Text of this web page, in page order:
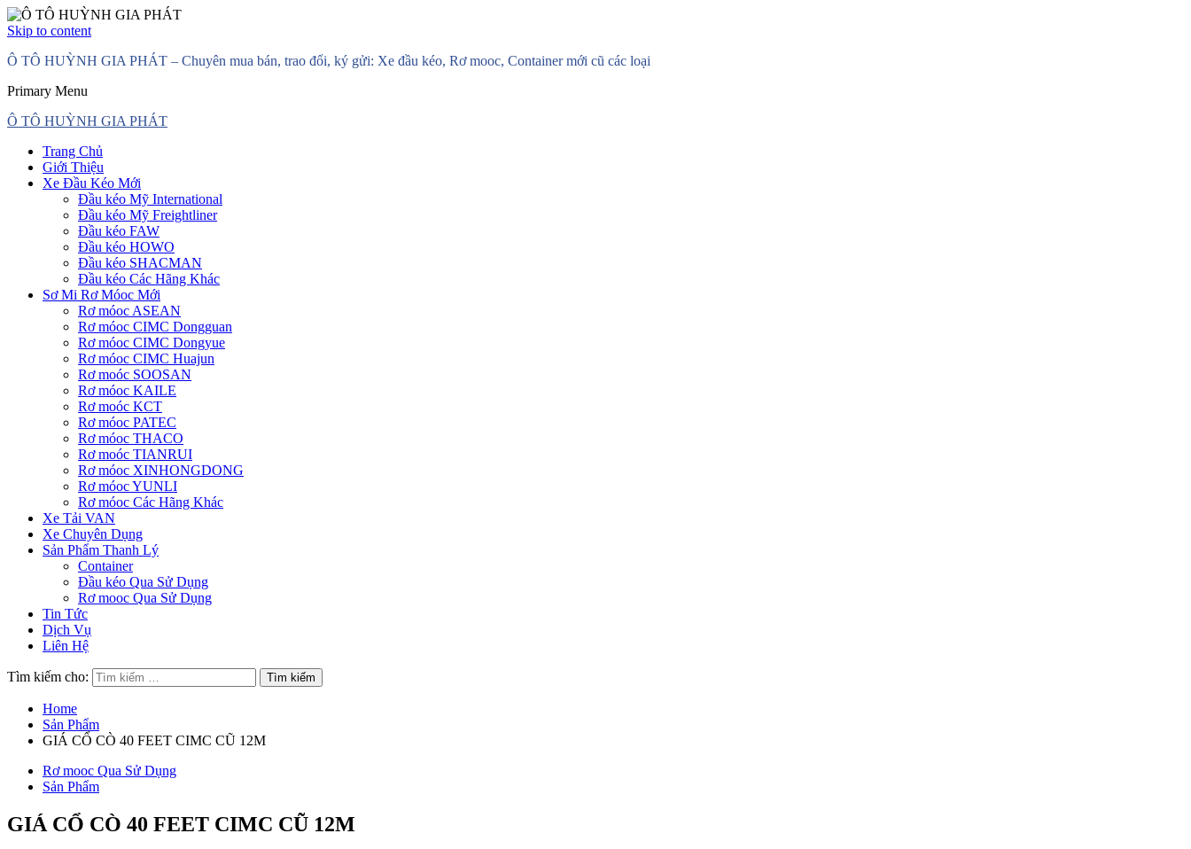
Skip to content
Ô TÔ HUỲNH GIA PHÁT – Chuyên mua bán, trao đổi, ký gửi: Xe đầu kéo, Rơ mooc, Container mới cũ các loại
Primary Menu
Ô TÔ HUỲNH GIA PHÁT
Trang Chủ
Giới Thiệu
Xe Đầu Kéo Mới
Đầu kéo Mỹ International
Đầu kéo Mỹ Freightliner
Đầu kéo FAW
Đầu kéo HOWO
Đầu kéo SHACMAN
Đầu kéo Các Hãng Khác
Sơ Mi Rơ Móoc Mới
Rơ móoc ASEAN
Rơ móoc CIMC Dongguan
Rơ móoc CIMC Dongyue
Rơ móoc CIMC Huajun
Rơ moóc SOOSAN
Rơ móoc KAILE
Rơ moóc KCT
Rơ móoc PATEC
Rơ móoc THACO
Rơ moóc TIANRUI
Rơ móoc XINHONGDONG
Rơ móoc YUNLI
Rơ móoc Các Hãng Khác
Xe Tải VAN
Xe Chuyên Dụng
Sản Phẩm Thanh Lý
Container
Đầu kéo Qua Sử Dụng
Rơ mooc Qua Sử Dụng
Tin Tức
Dịch Vụ
Liên Hệ
Tìm kiếm cho:
Home
Sản Phẩm
GIÁ CỔ CÒ 40 FEET CIMC CŨ 12M
Rơ mooc Qua Sử Dụng
Sản Phẩm
GIÁ CỔ CÒ 40 FEET CIMC CŨ 12M